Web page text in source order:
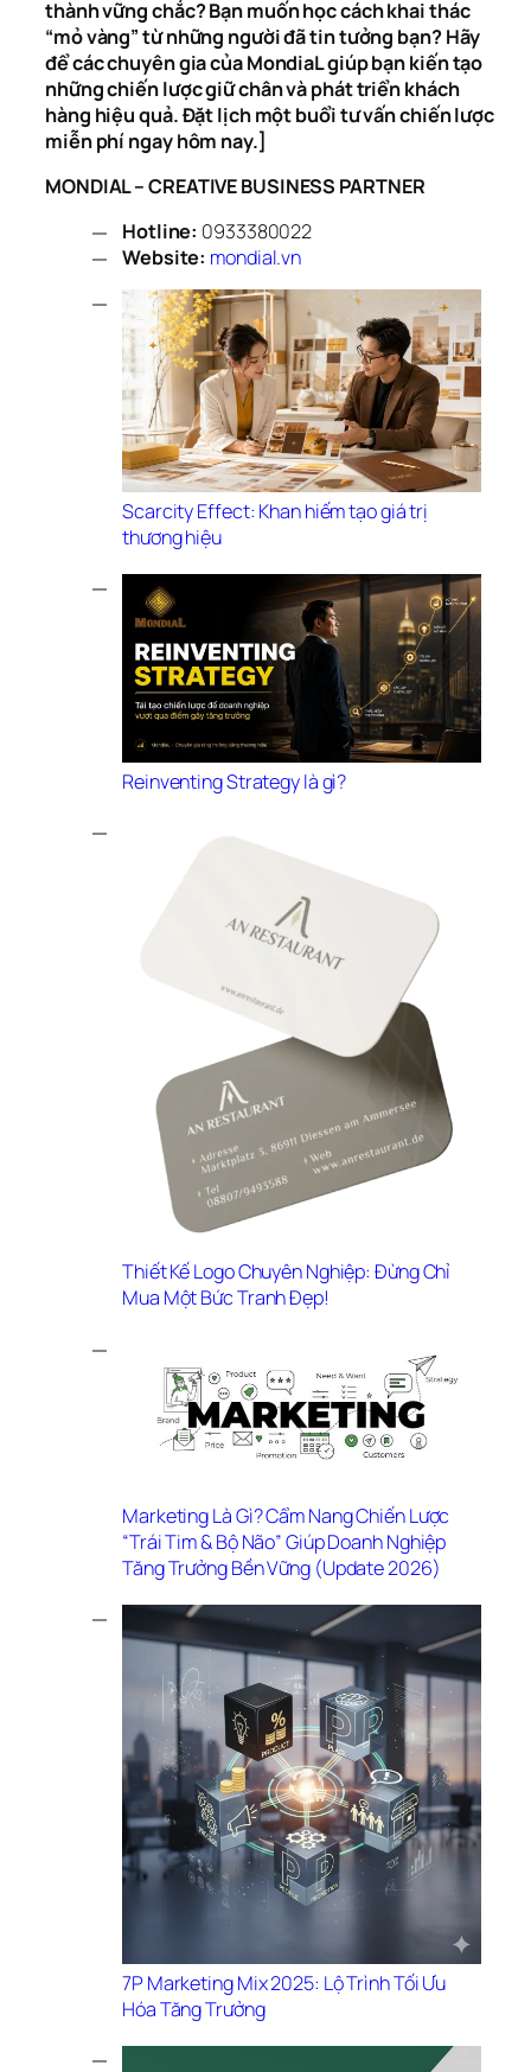
thành vững chắc? Bạn muốn học cách khai thác
“mỏ vàng” từ những người đã tin tưởng bạn? Hãy
để các chuyên gia của MondiaL giúp bạn kiến tạo
những chiến lược giữ chân và phát triển khách
hàng hiệu quả. Đặt lịch một buổi tư vấn chiến lược
miễn phí ngay hôm nay.]
MONDIAL – CREATIVE BUSINESS PARTNER
Hotline: 0933380022
Website: mondial.vn
Scarcity Effect: Khan hiếm tạo giá trị
thương hiệu
Reinventing Strategy là gì?
Thiết Kế Logo Chuyên Nghiệp: Đừng Chỉ
Mua Một Bức Tranh Đẹp!
Marketing Là Gì? Cẩm Nang Chiến Lược
“Trái Tim & Bộ Não” Giúp Doanh Nghiệp
Tăng Trưởng Bền Vững (Update 2026)
7P Marketing Mix 2025: Lộ Trình Tối Ưu
Hóa Tăng Trưởng